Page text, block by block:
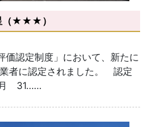
（★★★）
価認定制度」において、新たに
者に認定されました。 認定
31……